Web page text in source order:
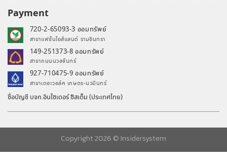
Payment
720-2-65093-3 ออมทรัพย์
สาขาแฟชั่นไอส์แลนด์ รามอินทรา
149-251373-8 ออมทรัพย์
สาขาถนนนวลจันทร์
927-710475-9 ออมทรัพย์
สาขาเดอะวอล์ค เกษตร-นวมินทร์
ชื่อบัญชี บจก.อินไซเดอร์ ซิสเต็ม (ประเทศไทย)
Copyright 2026 © Insidersystem